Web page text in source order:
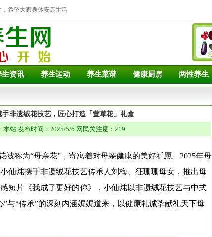
希望大家身体安康生活
生资讯 养生运动 养生菜谱 健康厨房 两性养生
手非遗绒花技艺，匠心打造「萱草花」礼盒
本站 发布时间：2025/5/6 网民关注度：219
被称为“母亲花”，寄寓着对母亲健康的美好祈愿。2025年母
仙炖携手非遗绒花技艺传承人刘梅、征珊珊母女，推出母
短片《我成了更好的你》，小仙炖以非遗绒花技艺与中式
与“传承”的深刻内涵娓娓道来，以健康礼诚挚献礼天下母